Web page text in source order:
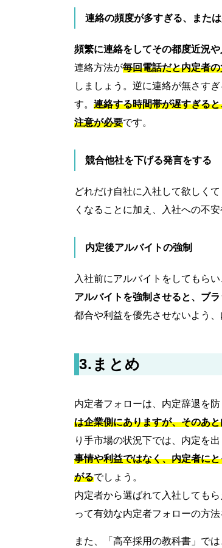
連絡の頻度が多すぎる、また
頻繁に連絡をしてその都度近況
連絡方法が毎回電話だと内定者
しましょう。逆に連絡が無さす
す。 連絡する時間帯が遅すぎる
注意が必要です。
競合他社を下げる発言をする
どれだけ自社に入社して欲しくて
くなることに加え、入社への不
内定後アルバイトの強制
入社前にアルバイトをしてもら
アルバイトを強制させると、ブ
都合や利益を優先させないよう
3.まとめ
内定者フォローは、内定辞退を
は企業側にありますが、そのあ
り手市場の状況下では、内定を
事情や利益ではなく、内定者に
がるでしょう。
内定者から選ばれて入社しても
って有効な内定者フォローの方法
また、「高卒採用の教科書」で